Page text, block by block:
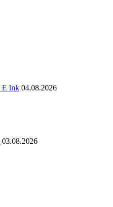
E Ink 04.08.2026
03.08.2026